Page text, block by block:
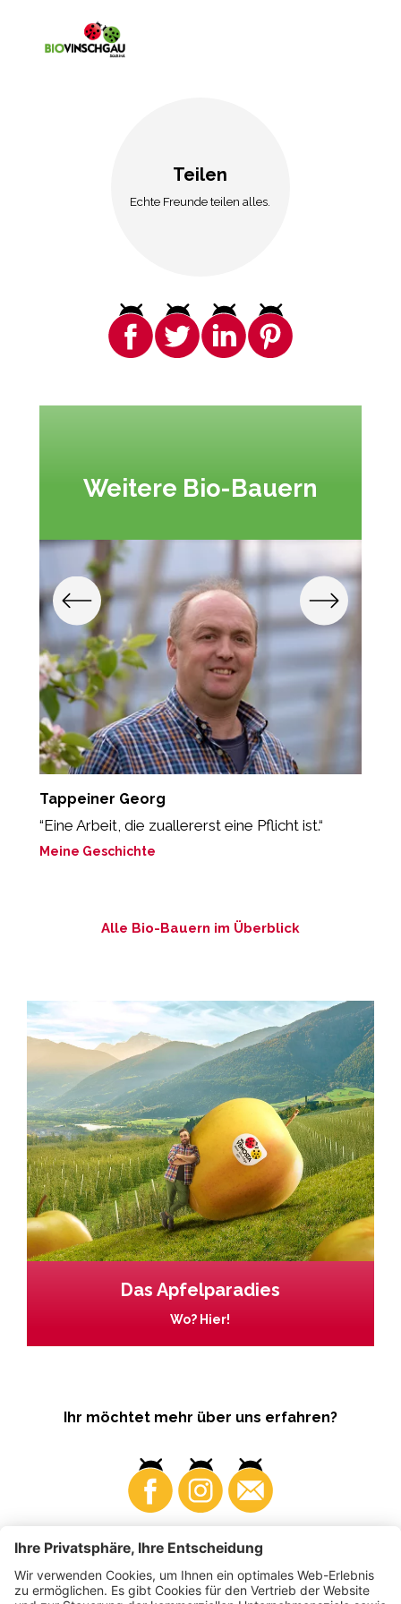
Teilen
Echte Freunde teilen alles.
Weitere Bio-Bauern
Tappeiner Georg
“Eine Arbeit, die zuallererst eine Pflicht ist.“
Meine Geschichte
Alle Bio-Bauern im Überblick
Das Apfelparadies
Wo? Hier!
Ihr möchtet mehr über uns erfahren?
Business Produzenten